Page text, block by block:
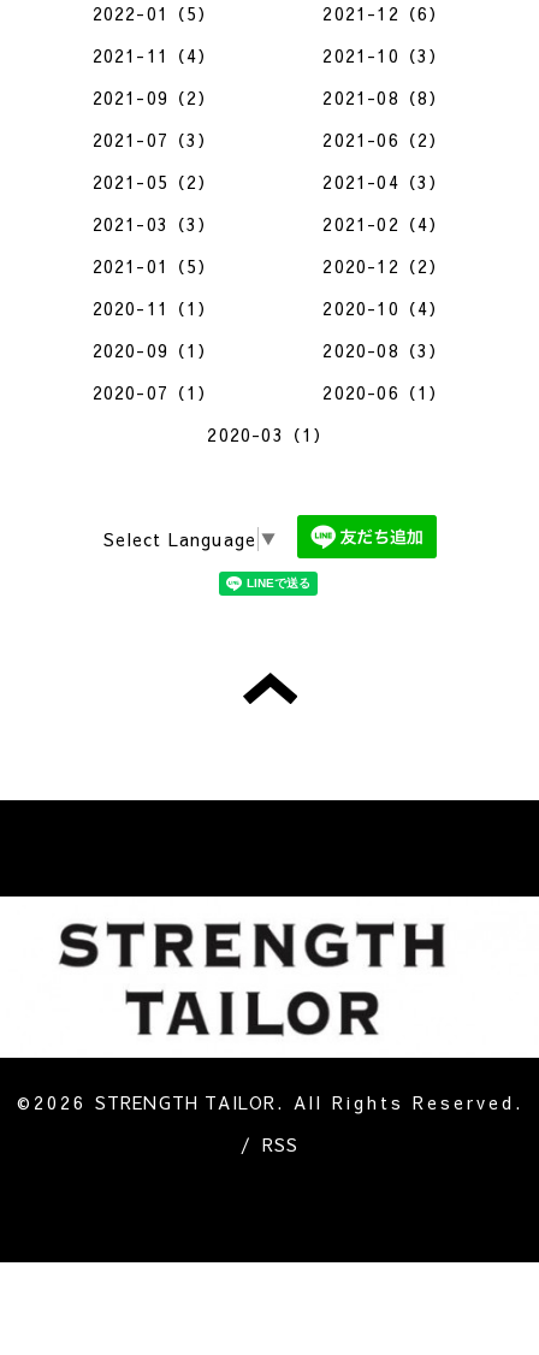
2022-01（5）
2021-12（6）
2021-11（4）
2021-10（3）
2021-09（2）
2021-08（8）
2021-07（3）
2021-06（2）
2021-05（2）
2021-04（3）
2021-03（3）
2021-02（4）
2021-01（5）
2020-12（2）
2020-11（1）
2020-10（4）
2020-09（1）
2020-08（3）
2020-07（1）
2020-06（1）
2020-03（1）
Select Language ▼
©2026 STRENGTH TAILOR . All Rights Reserved.
/ RSS